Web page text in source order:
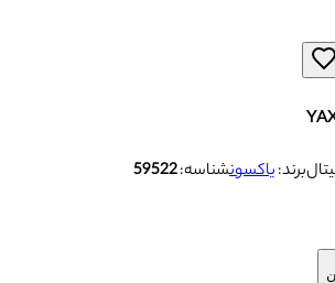
برند:یاکسونشناسه:59522